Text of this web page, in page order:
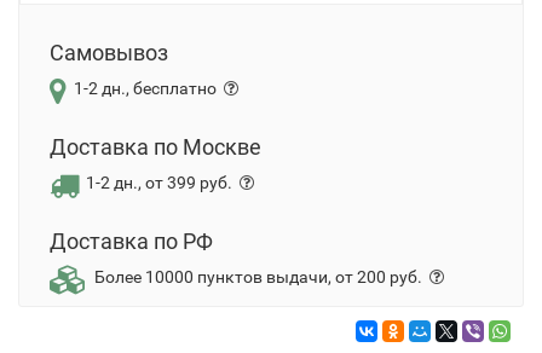
Самовывоз
1-2 дн., бесплатно
Доставка по Москве
1-2 дн., от 399 руб.
Доставка по РФ
Более 10000 пунктов выдачи, от 200 руб.